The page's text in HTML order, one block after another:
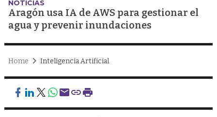
NOTICIAS
Aragón usa IA de AWS para gestionar el
agua y prevenir inundaciones
Home Inteligencia Artificial